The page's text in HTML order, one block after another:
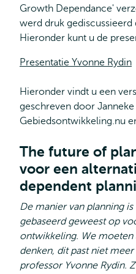
Growth Dependance'
werd druk
Hieronder kunt u de
Presentatie Yvonne Rydin
Hieronder vindt u een
geschreven door
Gebiedsontwikkeling.nu
The future of
voor een
dependent
De manier van planning
gebaseerd geweest op
ontwikkeling. We moeten
denken, dit past niet
professor Yvonne Rydin.